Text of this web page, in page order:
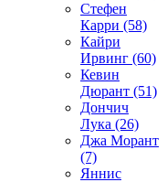
Стефен
Карри (58)
Кайри
Ирвинг (60)
Кевин
Дюрант (51)
Дончич
Лука (26)
Джа Морант
(7)
Яннис